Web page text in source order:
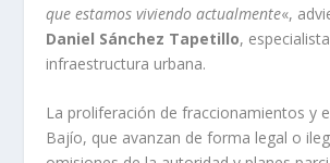
que estamos viviendo actualmente«,
Daniel Sánchez Tapetillo,
infraestructura urbana.
La proliferación de fraccionamientos y
Bajío, que avanzan de forma legal o